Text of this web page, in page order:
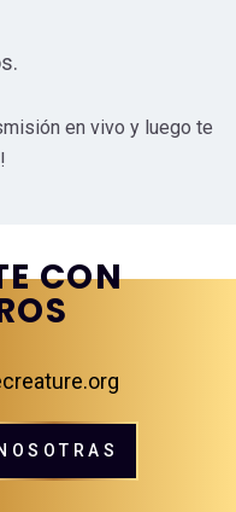
en vivo y luego te
CON